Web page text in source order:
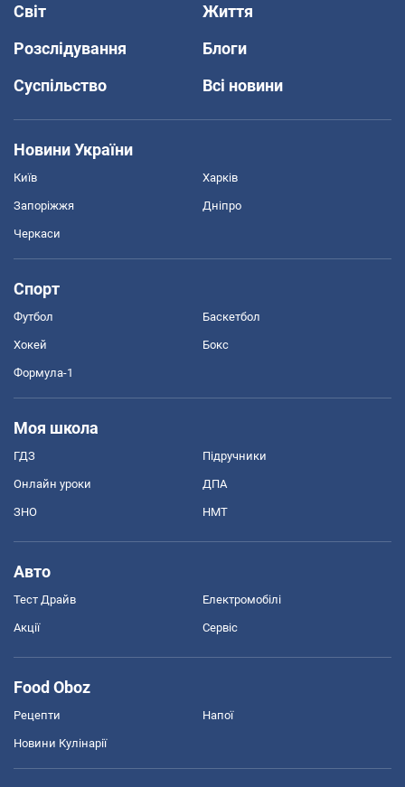
Світ
Життя
Розслідування
Блоги
Суспільство
Всі новини
Новини України
Київ Харків
Запоріжжя Дніпро
Черкаси
Спорт
Футбол Баскетбол
Хокей Бокс
Формула-1
Моя школа
ГДЗ Підручники
Онлайн уроки ДПА
ЗНО НМТ
Авто
Тест Драйв Електромобілі
Акції Сервіс
Food Oboz
Рецепти Напої
Новини Кулінарії